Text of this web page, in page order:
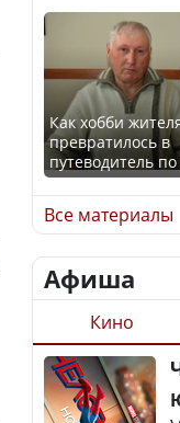
Будут ли
интересы
Курултае?
Ең төменгі
алимент,
партия
нені талқылап
алименты,
чем говорят с
избирателями
представители
Как хобби
превратилось в
путеводитель
Все материалы
Афиша
Кино